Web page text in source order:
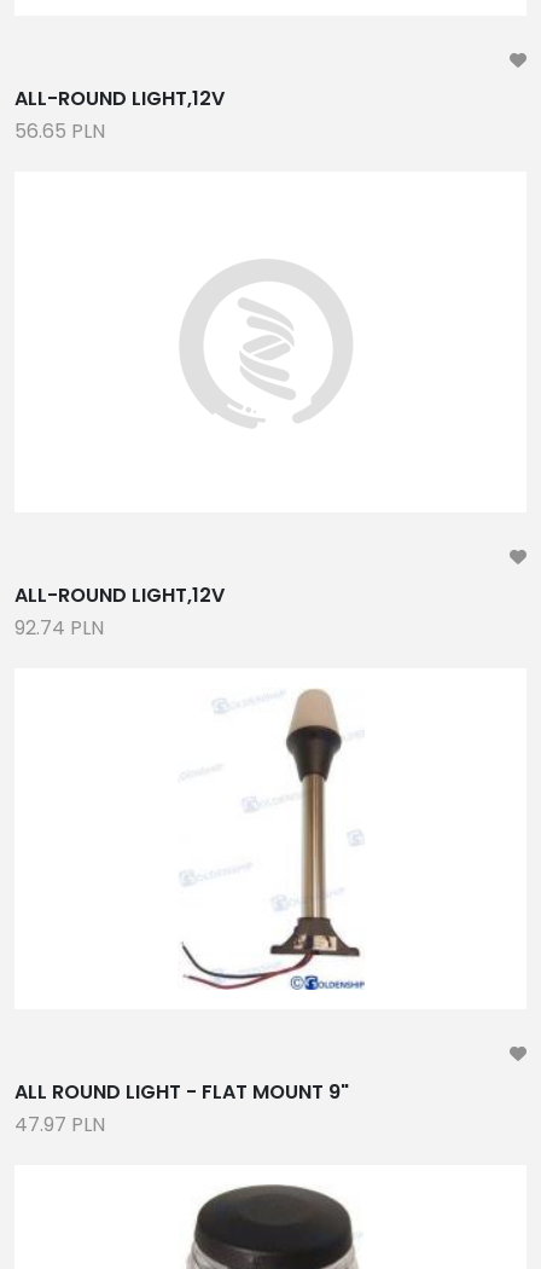
ALL-ROUND LIGHT,12V
56.65 PLN
ALL-ROUND LIGHT,12V
92.74 PLN
ALL ROUND LIGHT - FLAT MOUNT 9"
47.97 PLN